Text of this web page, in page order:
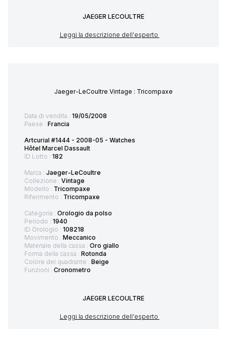
JAEGER LECOULTRE
Leggi la descrizione dell'esperto
Jaeger-LeCoultre Vintage : Tricompaxe
Data di vendita : 19/05/2008
Paese : Francia
Artcurial #1444 - 2008-05 - Watches
Hôtel Marcel Dassault
ID Lotto : 182
Marca : Jaeger-LeCoultre
Collezione : Vintage
Modello : Tricompaxe
Riferimento : Tricompaxe
Categoria : Orologio da polso
Periodo : 1940
ID Orologio : 108218
Movimento : Meccanico
Materiale della cassa : Oro giallo
Forma della cassa : Rotonda
Colore del quadrante : Beige
Funzioni : Cronometro
JAEGER LECOULTRE
Leggi la descrizione dell'esperto